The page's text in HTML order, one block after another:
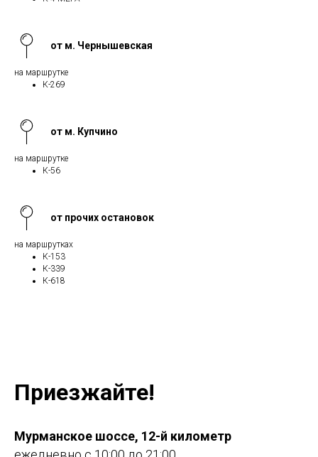
от м. Чернышевская
на маршрутке
К-269
от м. Купчино
на маршрутке
К-56
от прочих остановок
на маршрутках
К-153
К-339
К-618
Приезжайте!
Мурманское шоссе, 12-й километр